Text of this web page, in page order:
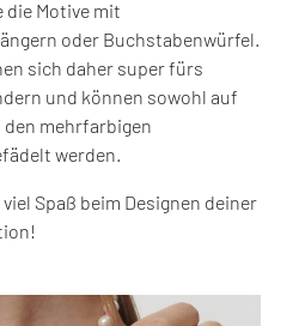
Motive mit
oder Buchstabenwürfel.
sich daher super fürs
und können sowohl auf
mehrfarbigen
werden.
Spaß beim Designen deiner